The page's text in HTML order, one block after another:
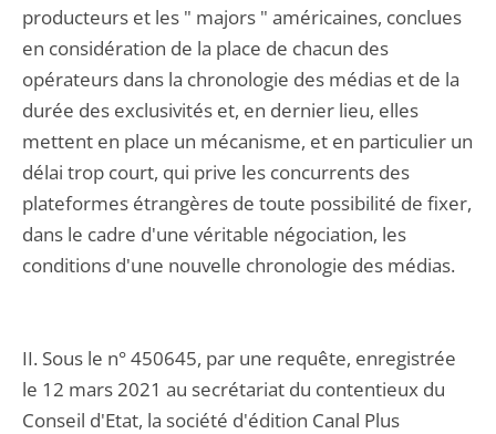
producteurs et les " majors " américaines, conclues
en considération de la place de chacun des
opérateurs dans la chronologie des médias et de la
durée des exclusivités et, en dernier lieu, elles
mettent en place un mécanisme, et en particulier un
délai trop court, qui prive les concurrents des
plateformes étrangères de toute possibilité de fixer,
dans le cadre d'une véritable négociation, les
conditions d'une nouvelle chronologie des médias.
II. Sous le n° 450645, par une requête, enregistrée
le 12 mars 2021 au secrétariat du contentieux du
Conseil d'Etat, la société d'édition Canal Plus